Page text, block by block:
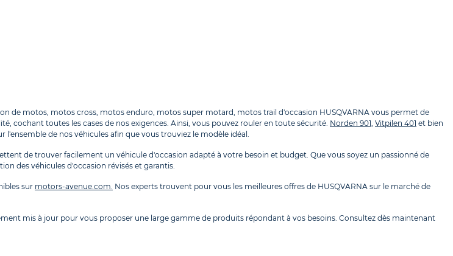
de motos, motos cross, motos enduro, motos super motard, motos trail d'occasion HUSQVARNA vous permet de
cochant toutes les cases de nos exigences. Ainsi, vous pouvez rouler en toute sécurité. Norden 901, Vitpilen 401 et bien
de nos véhicules afin que vous trouviez le modèle idéal.
de trouver facilement un véhicule d'occasion adapté à votre besoin et budget. Que vous soyez un passionné de
des véhicules d'occasion révisés et garantis.
sur motors-avenue.com. Nos experts trouvent pour vous les meilleures offres de HUSQVARNA sur le marché de
mis à jour pour vous proposer une large gamme de produits répondant à vos besoins. Consultez dès maintenant